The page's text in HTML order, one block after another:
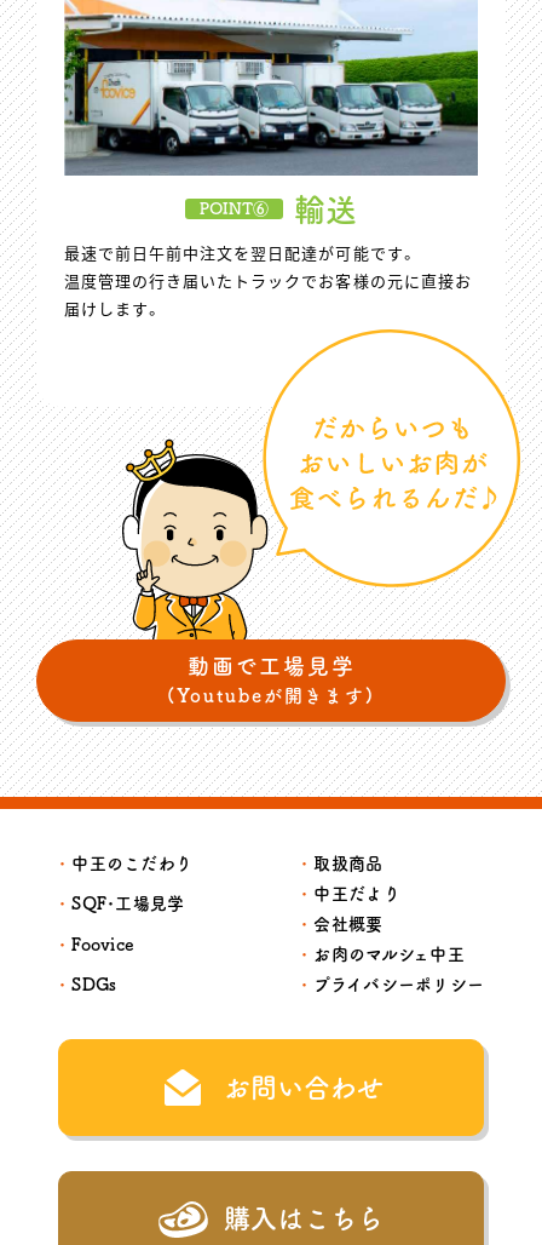
POINT⑥ 輸送
最速で前日午前中注文を翌日配達が可能です。
温度管理の行き届いたトラックでお客様の元に直接お
届けします。
動画で工場見学
(Youtubeが開きます)
中王のこだわり
SQF･工場見学
Foovice
SDGs
取扱商品
中王だより
会社概要
お肉のマルシェ中王
プライバシーポリシー
お問い合わせ
購入はこちら